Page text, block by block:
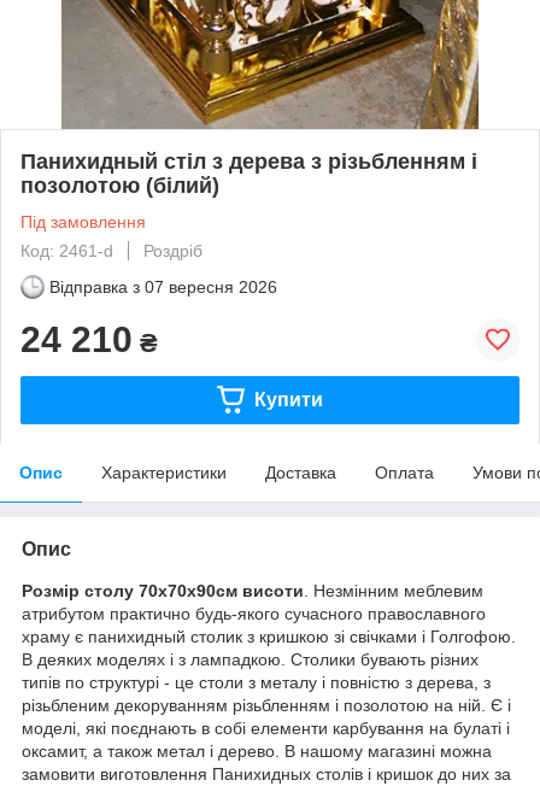
Панихидный стіл з дерева з різьбленням і
позолотою (білий)
Під замовлення
Код: 2461-d
Роздріб
Відправка з 07 вересня 2026
24 210 ₴
Купити
Опис Характеристики Доставка Оплата Умови
Опис
Розмір столу 70х70х90см висоти . Незмінним меблевим
атрибутом практично будь-якого сучасного православного
храму є панихидный столик з кришкою зі свічками і Голгофою.
В деяких моделях і з лампадкою. Столики бувають різних
типів по структурі - це столи з металу і повністю з дерева, з
різьбленим декоруванням різьбленням і позолотою на ній. Є і
моделі, які поєднають в собі елементи карбування на булаті і
оксамит, а також метал і дерево. В нашому магазині можна
замовити виготовлення Панихидных столів і кришок до них за